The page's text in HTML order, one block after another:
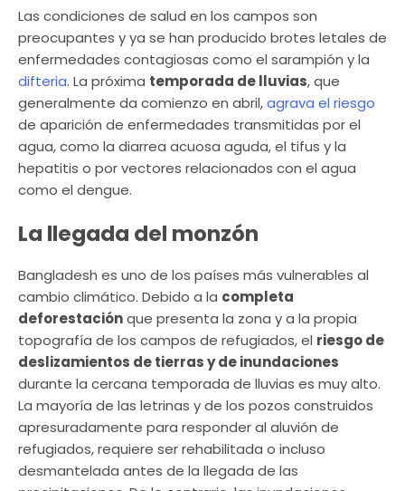
Las condiciones de salud en los campos son
preocupantes y ya se han producido brotes letales de
enfermedades contagiosas como el sarampión y la
difteria. La próxima temporada de lluvias, que
generalmente da comienzo en abril,agrava el riesgo
de aparición de enfermedades transmitidas por el
agua, como la diarrea acuosa aguda, el tifus y la
hepatitis o por vectores relacionados con el agua
como el dengue.
La llegada del monzón
Bangladesh es uno de los países más vulnerables al
cambio climático. Debido a la completa
deforestaciónque presenta la zona y a la propia
topografía de los campos de refugiados, el riesgo de
deslizamientos de tierras y de inundaciones
durante la cercana temporada de lluvias es muy alto.
La mayoría de las letrinas y de los pozos construidos
apresuradamente para responder al aluvión de
refugiados, requiere ser rehabilitada o incluso
desmantelada antes de la llegada de las